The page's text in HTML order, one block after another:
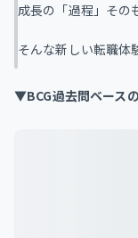
成長の「過程」その
そんな新しい転職体
▼BCG過去問ベース